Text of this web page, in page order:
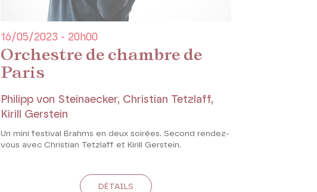
Orchestre de chambre de
Paris
16/05/2023 - 20h00
Philipp von Steinaecker, Christian Tetzlaff,
Kirill Gerstein
Un mini festival Brahms en deux soirées. Second rendez-
vous avec Christian Tetzlaff et Kirill Gerstein.
DÉTAILS